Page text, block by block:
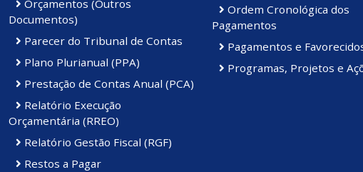
Orçamentos (Outros
Documentos)
Parecer do Tribunal de Contas
Plano Plurianual (PPA)
Prestação de Contas Anual (PCA)
Relatório Execução
Orçamentária (RREO)
Relatório Gestão Fiscal (RGF)
Restos a Pagar
Ordem Cronológica dos
Pagamentos
Pagamentos e
Programas, Projetos e